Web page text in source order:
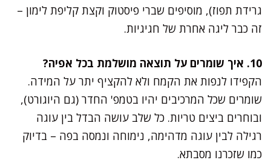
גרידת תפוז), מוסיפים שברי פיסטוק וקצת קליפת לימון –
זה כבר ליגה אחרת של חגיגיות.
10. איך שומרים על תוצאה מושלמת בכל אפיה?
הקפידו לנפות את הקמח ולא להקציף יתר על המידה.
שומרים שכל המרכיבים יהיו בטמפ' החדר (גם היוגורט),
ובוחרים ביצים טריות. כל שלב עושה הבדל בין עוגה
רגילה לבין עוגה מדהימה, נימוחה ונמסה בפה – בדיוק
כמו שזכרנו מסבתא.